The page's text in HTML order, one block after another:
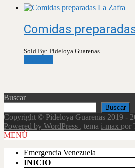
Comidas
Sold By: Pideloya Guarenas
Buscar
Buscar
Copyright © Pideloya Guarenas 2019 -
Powered by WordPress , tema i-max por
Scroll
MENÚ
Emergencia Venezuela
INICIO